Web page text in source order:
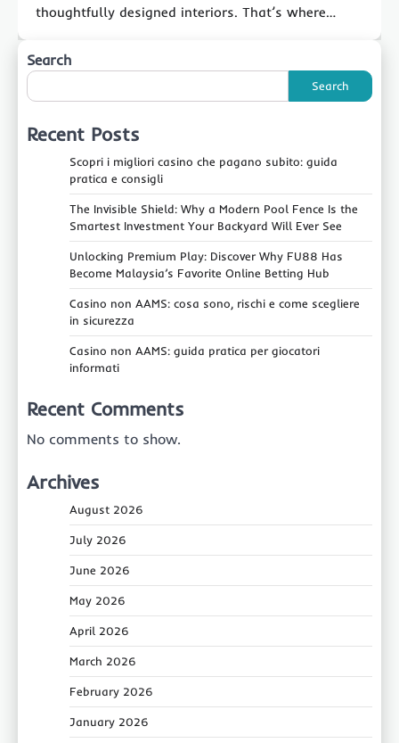
thoughtfully designed interiors. That’s where…
Search
Search
Recent Posts
Scopri i migliori casino che pagano subito: guida
pratica e consigli
The Invisible Shield: Why a Modern Pool Fence Is the
Smartest Investment Your Backyard Will Ever See
Unlocking Premium Play: Discover Why FU88 Has
Become Malaysia’s Favorite Online Betting Hub
Casino non AAMS: cosa sono, rischi e come scegliere
in sicurezza
Casino non AAMS: guida pratica per giocatori
informati
Recent Comments
No comments to show.
Archives
August 2026
July 2026
June 2026
May 2026
April 2026
March 2026
February 2026
January 2026